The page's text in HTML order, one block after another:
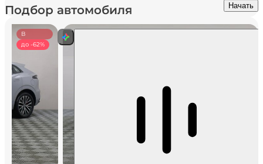
Подбор автомобиля Начать
В
наличии
до -62%